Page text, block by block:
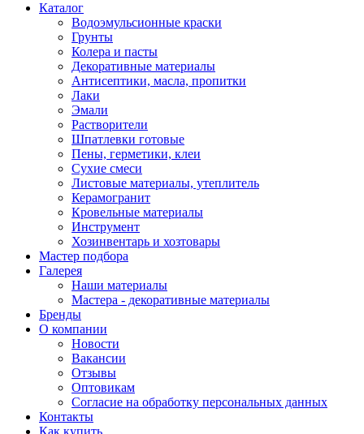
Каталог
Водоэмульсионные краски
Грунты
Колера и пасты
Декоративные материалы
Антисептики, масла, пропитки
Лаки
Эмали
Растворители
Шпатлевки готовые
Пены, герметики, клеи
Сухие смеси
Листовые материалы, утеплитель
Керамогранит
Кровельные материалы
Инструмент
Хозинвентарь и хозтовары
Мастер подбора
Галерея
Наши материалы
Мастера - декоративные материалы
Бренды
О компании
Новости
Вакансии
Отзывы
Оптовикам
Cогласие на обработку персональных данных
Контакты
Как купить